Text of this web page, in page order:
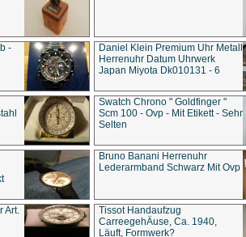
-
Daniel Klein Premium Uhr Metall
Herrenuhr Datum Uhrwerk
Japan Miyota Dk010131 - 6
Swatch Chrono " Goldfinger "
Scm 100 - Ovp - Mit Etikett - Sehr
Selten
Bruno Banani Herrenuhr
Lederarmband Schwarz Mit Ovp
Art.
Tissot Handaufzug
CarreegehÄuse, Ca. 1940,
Läuft, Formwerk?